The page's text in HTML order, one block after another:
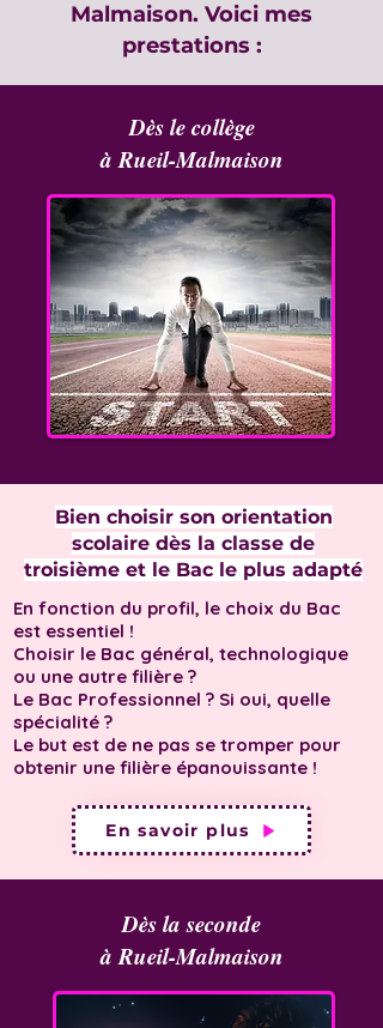
Malmaison. Voici mes
prestations :
Dès le collège
à Rueil-Malmaison
Bien choisir son orientation
scolaire dès la classe de
troisième et le Bac le plus adapté
En fonction du profil, le choix du Bac
est essentiel !
Choisir le Bac général, technologique
ou une autre filière ?
Le Bac Professionnel ? Si oui, quelle
spécialité ?
Le but est de ne pas se tromper pour
obtenir une filière épanouissante !
En savoir plus
Dès la seconde
à Rueil-Malmaison